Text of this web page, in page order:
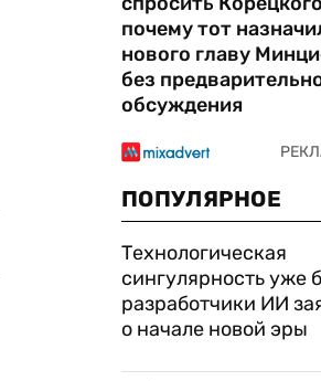
почему тот
нового главу
без
обсуждения
ПОПУЛЯРНОЕ
Технологическая
сингулярность уже
разработчики ИИ
о начале новой эры